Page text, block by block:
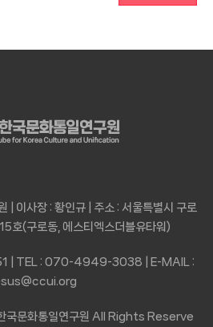
| 이사장 : 황인규 | 주소 : 서울특별시 구로
호(구로동, 에스티엑스더블유타워)
| TEL : 070-4949-3038 | E-MAIL :
국문화통일연구원 All Rights Reserve